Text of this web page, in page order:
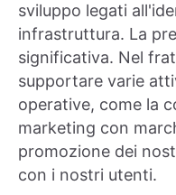
sviluppo legati
infrastruttura. La
significativa. Nel
supportare varie
operative, come la
marketing con
promozione dei
con i nostri utenti.